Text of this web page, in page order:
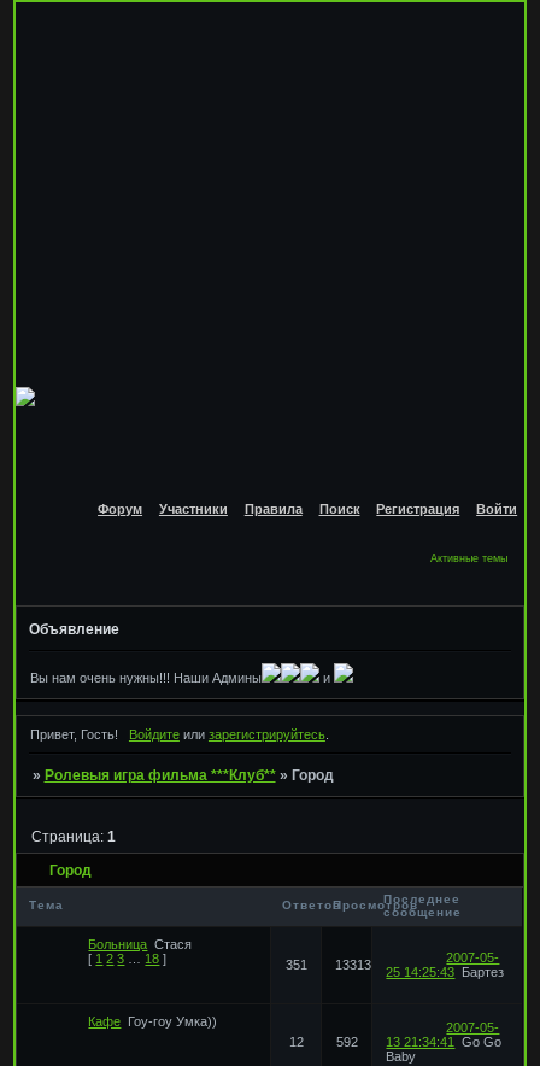
Форум Участники Правила Поиск Регистрация Войти
Активные темы
Объявление
Вы нам очень нужны!!! Наши Админы и
Привет, Гость! Войдитеили зарегистрируйтесь.
» Ролевыя игра фильма ***Клуб** » Город
Город
Страница: 1
Тема ОтветовПросмотровПоследнее
сообщение
Больница Стася
[ 1 2 3 18 ] 351 13313
2007-05-
25 14:25:43 Бартез
Кафе Гоу-гоу Умка))
12
592
2007-05-
13 21:34:41
Go Go
Baby